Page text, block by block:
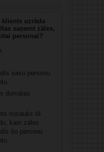
uzrāda
saņemt zāles,
personai?
savu personu
domātas
nosauks tā
kam zāles
šo personu